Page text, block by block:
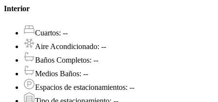
Interior
Cuartos: --
Aire Acondicionado: --
Baños Completos: --
Medios Baños: --
Espacios de estacionamientos: --